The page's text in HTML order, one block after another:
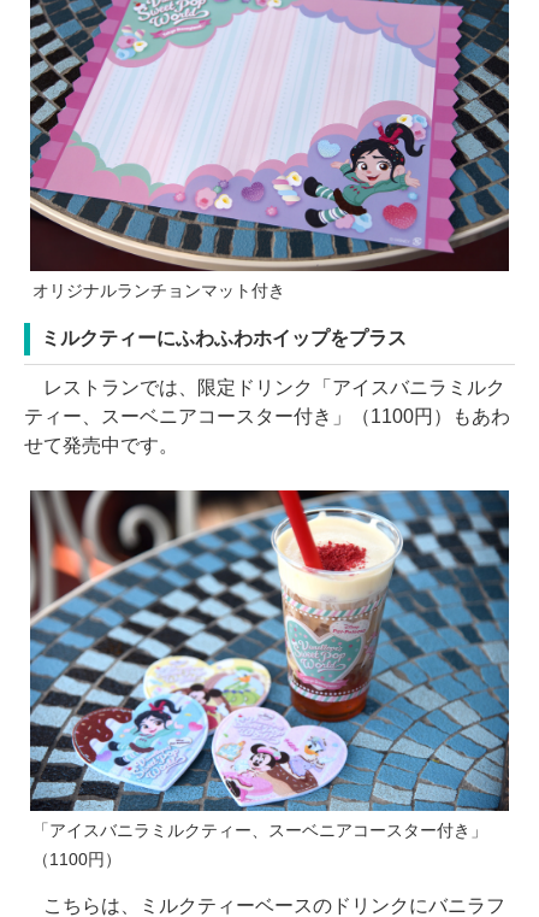
オリジナルランチョンマット付き
ミルクティーにふわふわホイップをプラス
レストランでは、限定ドリンク「アイスバニラミルク
ティー、スーベニアコースター付き」（1100円）もあわ
せて発売中です。
「アイスバニラミルクティー、スーベニアコースター付き」
（1100円）
こちらは、ミルクティーベースのドリンクにバニラフ